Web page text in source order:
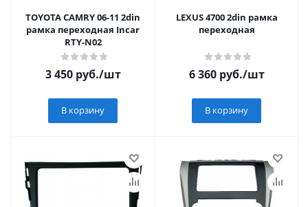
TOYOTA CAMRY 06-11 2din
рамка переходная Incar
RTY-N02
3 450руб./шт
В корзину
LEXUS 4700 2din рамка
переходная
6 360руб./шт
В корзину